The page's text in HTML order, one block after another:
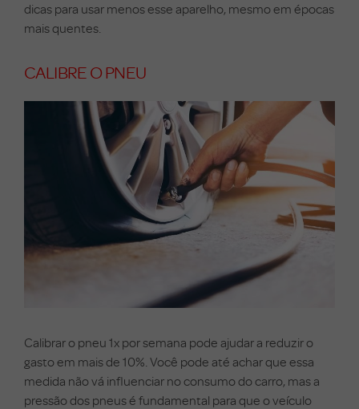
dicas para usar menos esse aparelho, mesmo em épocas
mais quentes.
CALIBRE O PNEU
Calibrar o pneu 1x por semana pode ajudar a reduzir o
gasto em mais de 10%. Você pode até achar que essa
medida não vá influenciar no consumo do carro, mas a
pressão dos pneus é fundamental para que o veículo